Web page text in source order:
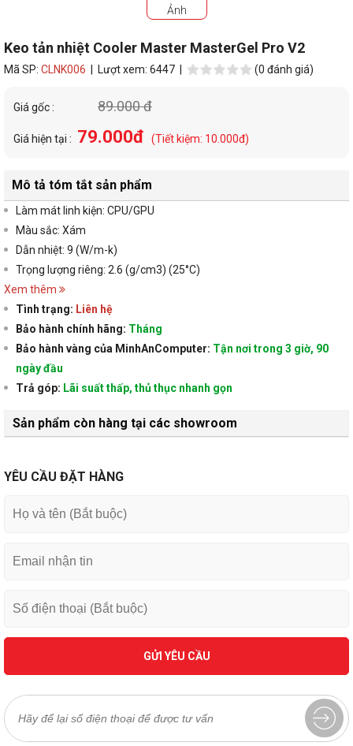
Ảnh
Keo tản nhiệt Cooler Master MasterGel Pro V2
Mã SP: CLNK006 | Lượt xem: 6447 | (0 đánh giá)
Giá gốc : 89.000 đ
Giá hiện tại : 79.000đ (Tiết kiệm: 10.000đ)
Mô tả tóm tắt sản phẩm
Làm mát linh kiện: CPU/GPU
Màu sắc: Xám
Dẫn nhiệt: 9 (W/m-k)
Trọng lượng riêng: 2.6 (g/cm3) (25°C)
Xem thêm
Tình trạng: Liên hệ
Bảo hành chính hãng: Tháng
Bảo hành vàng của MinhAnComputer: Tận nơi trong 3 giờ, 90
ngày đầu
Trả góp: Lãi suất thấp, thủ thục nhanh gọn
Sản phẩm còn hàng tại các showroom
YÊU CẦU ĐẶT HÀNG
GỬI YÊU CẦU